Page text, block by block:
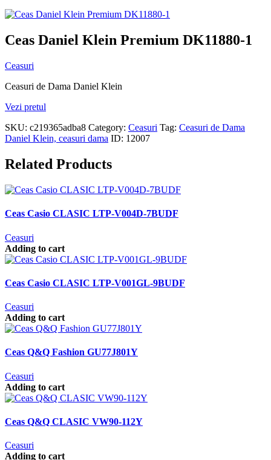
Ceas Daniel Klein Premium DK11880-1
Ceasuri
Ceasuri de Dama Daniel Klein
Vezi pretul
SKU: c219365adba8 Category: Ceasuri Tag: Ceasuri de Dama
Daniel Klein, ceasuri dama ID: 12007
Related Products
Ceas Casio CLASIC LTP-V004D-7BUDF
Ceasuri
Adding to cart
Ceas Casio CLASIC LTP-V001GL-9BUDF
Ceasuri
Adding to cart
Ceas Q&Q Fashion GU77J801Y
Ceasuri
Adding to cart
Ceas Q&Q CLASIC VW90-112Y
Ceasuri
Adding to cart